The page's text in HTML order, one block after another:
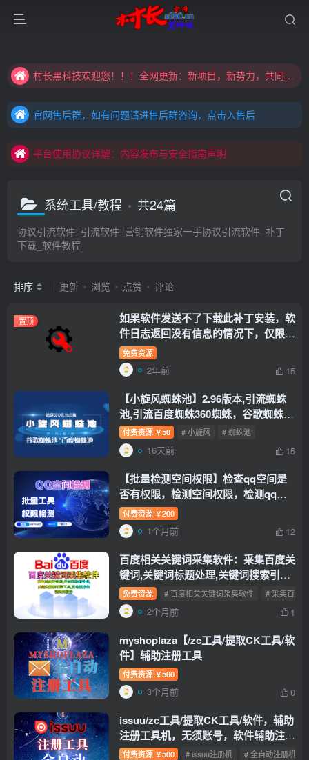
村长黑科技欢迎您！！！全网更新：新项目，新势力，共同发展
村长黑科技欢迎您！！！全网更新：新项目，新势力，共同发展
官网售后群，如有问题请进售后群咨询，点击入售后
平台使用协议详解：内容发布与安全指南声明
系统工具/教程 共24篇
协议引流软件_引流软件_营销软件独家一手协议引流软件_补丁
下载_软件教程
排序 更新 浏览 点赞 评论
置顶
如果软件发送不了下载此补丁安装，软
件日志返回没有信息的情况下，仅限
w7系统的问题
免费资源
2年前 15
【小旋风蜘蛛池】2.96版本,引流蜘蛛
池,引流百度蜘蛛360蜘蛛，谷歌蜘蛛池
等，引流的好帮手【小旋风2.9版本】
付费资源 ￥50 # 小旋风 # 蜘蛛池
16天前 15
【批量检测空间权限】检查qq空间是
否有权限，检测空间权限，检测qq空
间权限【批量检测空间权限】
付费资源 ￥200
1个月前 12
百度相关关键词采集软件：采集百度关
键词,关键词标题处理,关键词搜索引擎
工具,自动提取关键词的软件
免费资源 # 百度相关关键词采集软件 # 采集百度
2个月前 1
myshoplaza【/zc工具/提取CK工具/软
件】辅助注册工具
付费资源 ￥500
3个月前 0
issuu/zc工具/提取CK工具/软件，辅助
注册工具机，无须账号，软件辅助注册
工具
付费资源 ￥500 # issuu注册机 # 全自动注册机